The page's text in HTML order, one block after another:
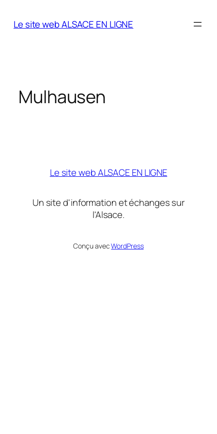
Le site web ALSACE EN LIGNE
Mulhausen
Le site web ALSACE EN LIGNE
Un site d'information et échanges sur
l'Alsace.
Conçu avecWordPress